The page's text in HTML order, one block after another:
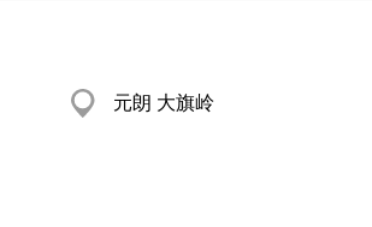
元朗 大旗岭